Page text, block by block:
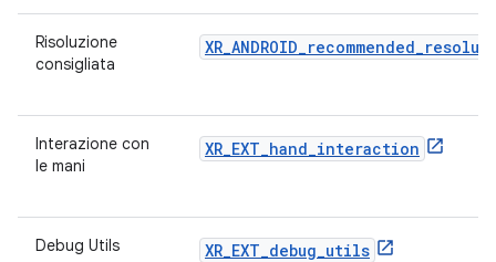
Risoluzione
consigliata
Interazione con
le mani
XR_EXT_hand_interaction
Debug Utils XR_EXT_debug_utils